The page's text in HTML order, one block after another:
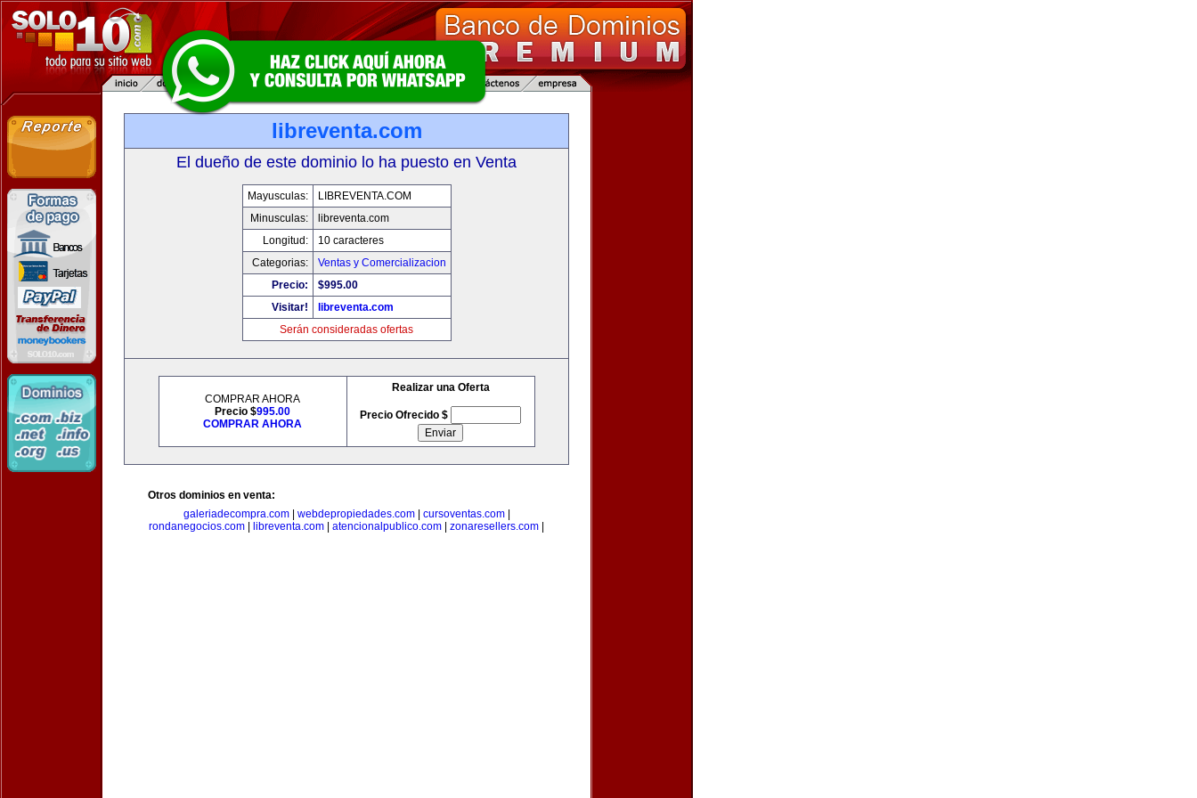
libreventa.com
El dueño de este dominio lo ha puesto en Venta
Mayusculas:
LIBREVENTA.COM
Minusculas:
libreventa.com
Longitud:
10 caracteres
Categorias:
Ventas y Comercializacion
Precio:
$995.00
Visitar!
libreventa.com
Serán consideradas ofertas
COMPRAR AHORA
Precio $995.00
COMPRAR AHORA
Realizar una Oferta
Precio Ofrecido $
Otros dominios en venta:
galeriadecompra.com| webdepropiedades.com| cursoventas.com|
rondanegocios.com
libreventa.com atencionalpublico.com zonaresellers.com